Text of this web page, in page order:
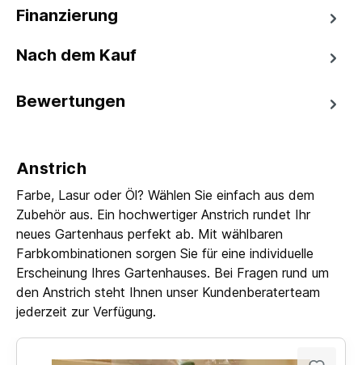
Finanzierung
Nach dem Kauf
Bewertungen
Anstrich
Farbe, Lasur oder Öl? Wählen Sie einfach aus dem
Zubehör aus. Ein hochwertiger Anstrich rundet Ihr
neues Gartenhaus perfekt ab. Mit wählbaren
Farbkombinationen sorgen Sie für eine individuelle
Erscheinung Ihres Gartenhauses. Bei Fragen rund um
den Anstrich steht Ihnen unser Kundenberaterteam
jederzeit zur Verfügung.